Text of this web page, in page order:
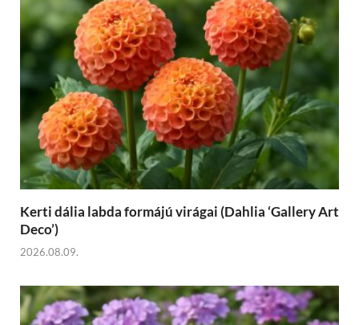
Kerti dália labda formájú virágai (Dahlia ‘Gallery Art
Deco’)
2026.08.09.